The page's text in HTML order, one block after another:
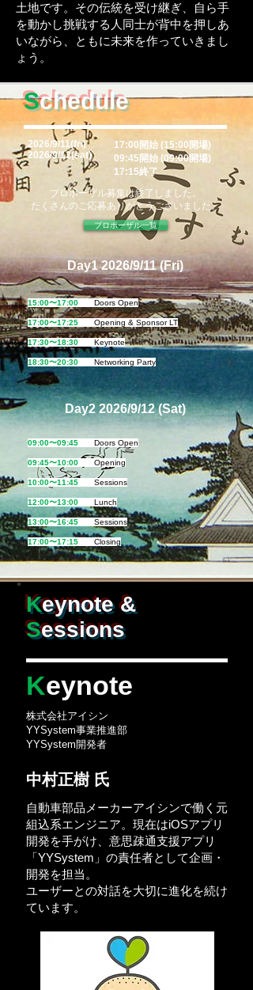
土地です。その伝統を受け継ぎ、自ら手
を動かし挑戦する人同士が背中を押しあ
いながら、ともに未来を作っていきまし
ょう。
Schedule
2026/9/11(fri)
2026/9/12(sat)
17:00開始 (15:00開場)
09:45開始 (09:00開場)
17:15終了
プロポーザル募集は終了しました。
たくさんのご応募ありがとうございました。
プロポーザル一覧
Day1 2026/9/11 (Fri)
15:00〜17:00 Doors Open
17:00〜17:25 Opening & Sponsor LT
17:30〜18:30 Keynote
18:30〜20:30 Networking Party
Day2 2026/9/12 (Sat)
09:00〜09:45 Doors Open
09:45〜10:00 Opening
10:00〜11:45 Sessions
12:00〜13:00 Lunch
13:00〜16:45 Sessions
17:00〜17:15 Closing
Keynote &
Sessions
Keynote
株式会社アイシン
YYSystem事業推進部
YYSystem開発者
中村正樹 氏
自動車部品メーカーアイシンで働く元
組込系エンジニア。現在はiOSアプリ
開発を手がけ、意思疎通支援アプリ
「YYSystem」の責任者として企画・
開発を担当。
ユーザーとの対話を大切に進化を続け
ています。